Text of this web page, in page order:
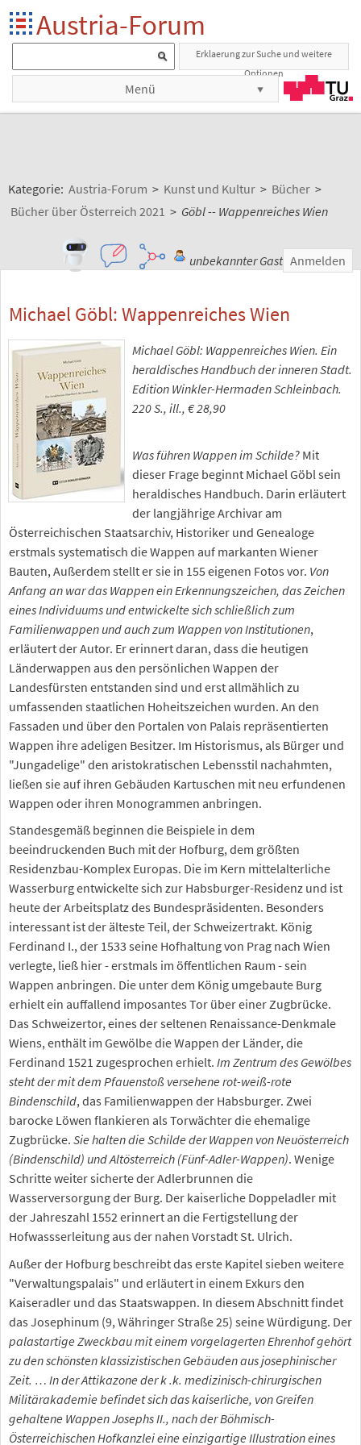
Austria-Forum
Erklaerung zur Suche und weitere
Optionen
Menü
Kategorie: Austria-Forum > Kunst und Kultur > Bücher >
Bücher über Österreich 2021 > Göbl -- Wappenreiches Wien
unbekannter Gast Anmelden
Michael Göbl: Wappenreiches Wien
Michael Göbl: Wappenreiches Wien. Ein
heraldisches Handbuch der inneren Stadt.
Edition Winkler-Hermaden Schleinbach.
220 S., ill., € 28,90
Was führen Wappen im Schilde? Mit
dieser Frage beginnt Michael Göbl sein
heraldisches Handbuch. Darin erläutert
der langjährige Archivar am
Österreichischen Staatsarchiv, Historiker und Genealoge
erstmals systematisch die Wappen auf markanten Wiener
Bauten, Außerdem stellt er sie in 155 eigenen Fotos vor. Von
Anfang an war das Wappen ein Erkennungszeichen, das Zeichen
eines Individuums und entwickelte sich schließlich zum
Familienwappen und auch zum Wappen von Institutionen,
erläutert der Autor. Er erinnert daran, dass die heutigen
Länderwappen aus den persönlichen Wappen der
Landesfürsten entstanden sind und erst allmählich zu
umfassenden staatlichen Hoheitszeichen wurden. An den
Fassaden und über den Portalen von Palais repräsentierten
Wappen ihre adeligen Besitzer. Im Historismus, als Bürger und
"Jungadelige" den aristokratischen Lebensstil nachahmten,
ließen sie auf ihren Gebäuden Kartuschen mit neu erfundenen
Wappen oder ihren Monogrammen anbringen.
Standesgemäß beginnen die Beispiele in dem
beeindruckenden Buch mit der Hofburg, dem größten
Residenzbau-Komplex Europas. Die im Kern mittelalterliche
Wasserburg entwickelte sich zur Habsburger-Residenz und ist
heute der Arbeitsplatz des Bundespräsidenten. Besonders
interessant ist der älteste Teil, der Schweizertrakt. König
Ferdinand I., der 1533 seine Hofhaltung von Prag nach Wien
verlegte, ließ hier - erstmals im öffentlichen Raum - sein
Wappen anbringen. Die unter dem König umgebaute Burg
erhielt ein auffallend imposantes Tor über einer Zugbrücke.
Das Schweizertor, eines der seltenen Renaissance-Denkmale
Wiens, enthält im Gewölbe die Wappen der Länder, die
Ferdinand 1521 zugesprochen erhielt. Im Zentrum des Gewölbes
steht der mit dem Pfauenstoß versehene rot-weiß-rote
Bindenschild, das Familienwappen der Habsburger. Zwei
barocke Löwen flankieren als Torwächter die ehemalige
Zugbrücke. Sie halten die Schilde der Wappen von Neuösterreich
(Bindenschild) und Altösterreich (Fünf-Adler-Wappen). Wenige
Schritte weiter sicherte der Adlerbrunnen die
Wasserversorgung der Burg. Der kaiserliche Doppeladler mit
der Jahreszahl 1552 erinnert an die Fertigstellung der
Hofwassserleitung aus der nahen Vorstadt St. Ulrich.
Außer der Hofburg beschreibt das erste Kapitel sieben weitere
"Verwaltungspalais" und erläutert in einem Exkurs den
Kaiseradler und das Staatswappen. In diesem Abschnitt findet
das Josephinum (9, Währinger Straße 25) seine Würdigung. Der
palastartige Zweckbau mit einem vorgelagerten Ehrenhof gehört
zu den schönsten klassizistischen Gebäuden aus josephinischer
Zeit. … In der Attikazone der k .k. medizinisch-chirurgischen
Militärakademie befindet sich das kaiserliche, von Greifen
gehaltene Wappen Josephs II., nach der Böhmisch-
Österreichischen Hofkanzlei eine einzigartige Illustration eines